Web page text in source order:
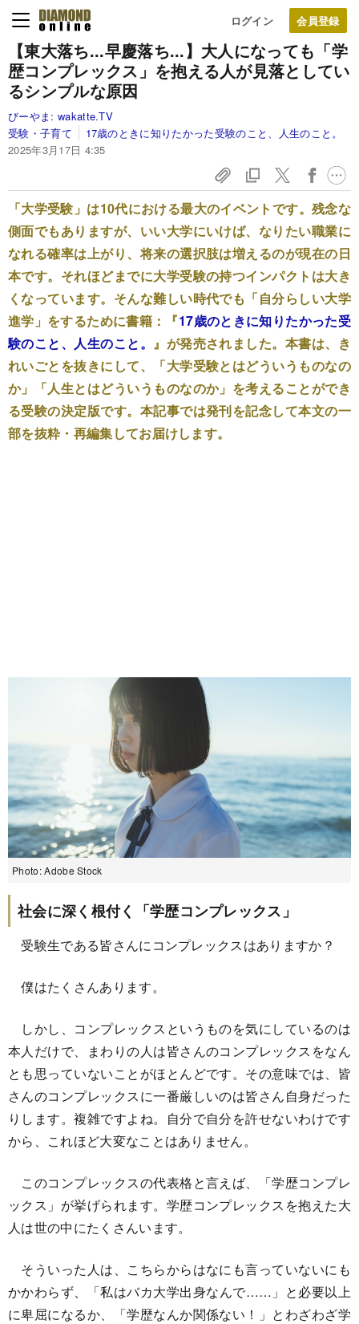
ログイン
【東大落ち...早慶落ち...】大人になっても「学
歴コンプレックス」を抱える人が見落としてい
るシンプルな原因
びーやま: wakatte.TV
受験・子育て
17歳のときに知りたかった受験のこと、人生のこと。
2025年3月17日 4:35
「大学受験」は10代における最大のイベントです。残念な
側面でもありますが、いい大学にいけば、なりたい職業に
なれる確率は上がり、将来の選択肢は増えるのが現在の日
本です。それほどまでに大学受験の持つインパクトは大き
くなっています。そんな難しい時代でも「自分らしい大学
進学」をするために書籍：『17歳のときに知りたかった受
験のこと、人生のこと。 』が発売されました。本書は、き
れいごとを抜きにして、「大学受験とはどういうものなの
か」「人生とはどういうものなのか」を考えることができ
る受験の決定版です。本記事では発刊を記念して本文の一
部を抜粋・再編集してお届けします。
Photo: Adobe Stock
社会に深く根付く「学歴コンプレックス」
受験生である皆さんにコンプレックスはありますか？
僕はたくさんあります。
しかし、コンプレックスというものを気にしているのは
本人だけで、まわりの人は皆さんのコンプレックスをなん
とも思っていないことがほとんどです。その意味では、皆
さんのコンプレックスに一番厳しいのは皆さん自身だった
りします。複雑ですよね。自分で自分を許せないわけです
から、これほど大変なことはありません。
このコンプレックスの代表格と言えば、「学歴コンプレ
ックス」が挙げられます。学歴コンプレックスを抱えた大
人は世の中にたくさんいます。
そういった人は、こちらからはなにも言っていないにも
かかわらず、「私はバカ大学出身なんで……」と必要以上
に卑屈になるか、「学歴なんか関係ない！」とわざわざ学